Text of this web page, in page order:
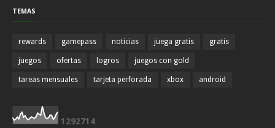
TEMAS
rewards gamepass noticias juega gratis gratis
juegos ofertas logros juegos con gold
tareas mensuales tarjeta perforada xbox android
1 29271 4